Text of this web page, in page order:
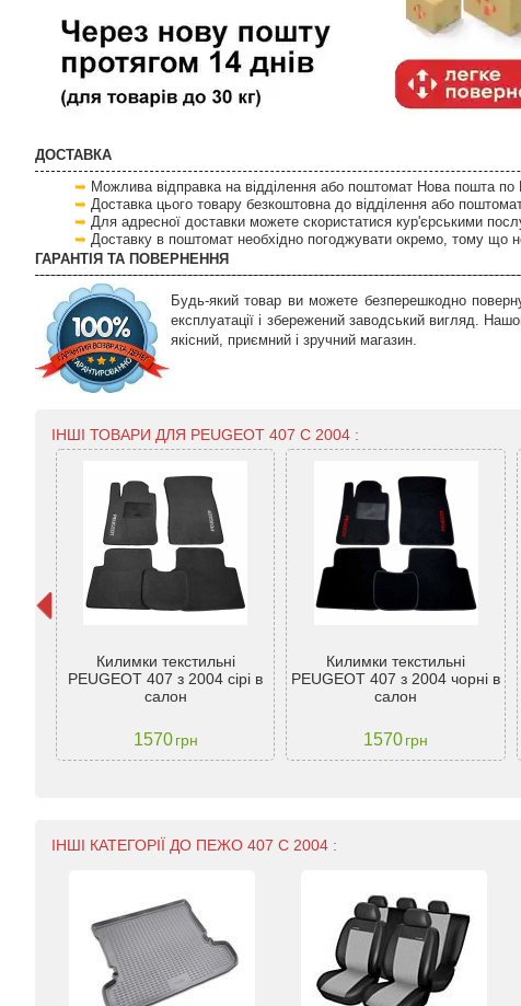
ДОСТАВКА
Можлива відправка на відділення або поштомат Нова пошта по
Доставка цього товару безкоштовна до відділення або
Для адресної доставки можете скористатися кур'єрськими
Доставку в поштомат необхідно погоджувати окремо, тому що
ГАРАНТІЯ ТА ПОВЕРНЕННЯ
Будь-який товар ви можете безперешкодно
експлуатації і збережений заводський вигляд.
якісний, приємний і зручний магазин.
ІНШІ ТОВАРИ ДЛЯ PEUGEOT 407 С 2004 :
Килимки текстильні
PEUGEOT 407 з 2004 сірі в
салон
1570 грн
Килимки текстильні
PEUGEOT 407 з 2004 чорні в
салон
1570грн
ІНШІ КАТЕГОРІЇ ДО ПЕЖО 407 С 2004 :